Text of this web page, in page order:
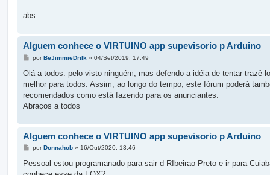
abs
Alguem conhece o VIRTUINO app supevisorio p Arduino
M
n
a
g
m
porBeJimmieDrilk » 04/Set/2019, 17:49
Olá a todos: pelo visto ninguém, mas defendo a idéia de tentar
melhor para todos. Assim, ao longo do tempo, este fórum poderá
recomendados como está fazendo para os anunciantes.
Abraços a todos
Alguem conhece o VIRTUINO app supevisorio p Arduino
M
n
porDonnahob» 16/Out/2020, 13:46
Pessoal estou programanado para sair d RIbeirao Preto e ir para